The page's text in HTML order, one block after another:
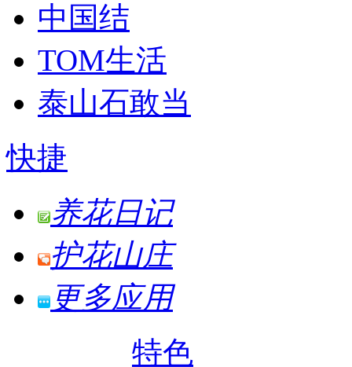
中国结
TOM生活
泰山石敢当
快捷
养花日记
护花山庄
更多应用
特色